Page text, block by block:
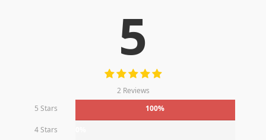
5
2 Reviews
5 Stars
100%
4 Stars